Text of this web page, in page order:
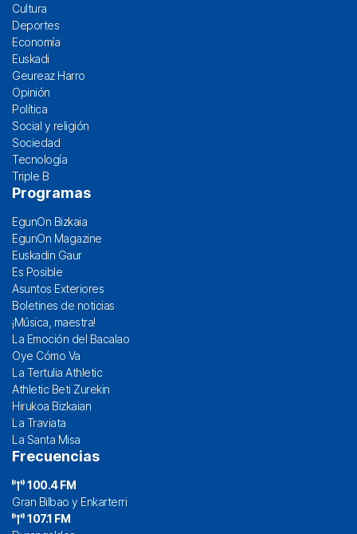
Cultura
Deportes
Economía
Euskadi
Geureaz Harro
Opinión
Política
Social y religión
Sociedad
Tecnología
Triple B
Programas
EgunOn Bizkaia
EgunOn Magazine
Euskadin Gaur
Es Posible
Asuntos Exteriores
Boletines de noticias
¡Música, maestra!
La Emoción del Bacalao
Oye Cómo Va
La Tertulia Athletic
Athletic Beti Zurekin
Hirukoa Bizkaian
La Traviata
La Santa Misa
Frecuencias
100.4 FM
Gran Bilbao y Enkarterri
107.1 FM